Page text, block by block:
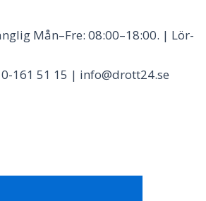
Mån–Fre: 08:00–18:00. | Lör-
161 51 15 | info@drott24.se